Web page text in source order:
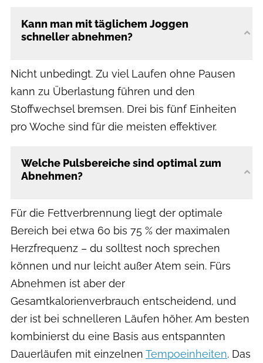
Kann man mit täglichem Joggen
schneller abnehmen?
Nicht unbedingt. Zu viel Laufen ohne Pausen
kann zu Überlastung führen und den
Stoffwechsel bremsen. Drei bis fünf Einheiten
pro Woche sind für die meisten effektiver.
Welche Pulsbereiche sind optimal zum
Abnehmen?
Für die Fettverbrennung liegt der optimale
Bereich bei etwa 60 bis 75 % der maximalen
Herzfrequenz – du solltest noch sprechen
können und nur leicht außer Atem sein. Fürs
Abnehmen ist aber der
Gesamtkalorienverbrauch entscheidend, und
der ist bei schnelleren Läufen höher. Am besten
kombinierst du eine Basis aus entspannten
Dauerläufen mit einzelnen Tempoeinheiten. Das